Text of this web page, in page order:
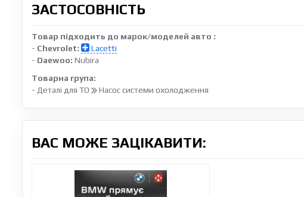
ЗАСТОСОВНІСТЬ
Товар підходить до марок/моделей авто :
- Chevrolet:
Lacetti
- Daewoo: Nubira
Товарна група:
- Деталі для ТО
Насос системи охолодження
ВАС МОЖЕ ЗАЦІКАВИТИ: